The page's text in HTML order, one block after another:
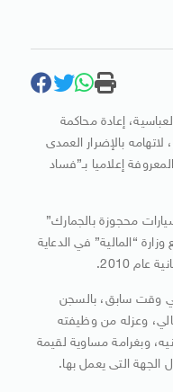
إعادة محاكمة
بالإضرار العمدى
إعلاميا بـ”فساد
محجوزة بالجمارك”
“المالية” في الدعاية
2010.
وقت سابق، بالسجن
غالي، وعزله من وظيفته
35 مليونا و791 ألف جنيه، وبغرامة مساوية لقيمة
الجهة التى يعمل بها.